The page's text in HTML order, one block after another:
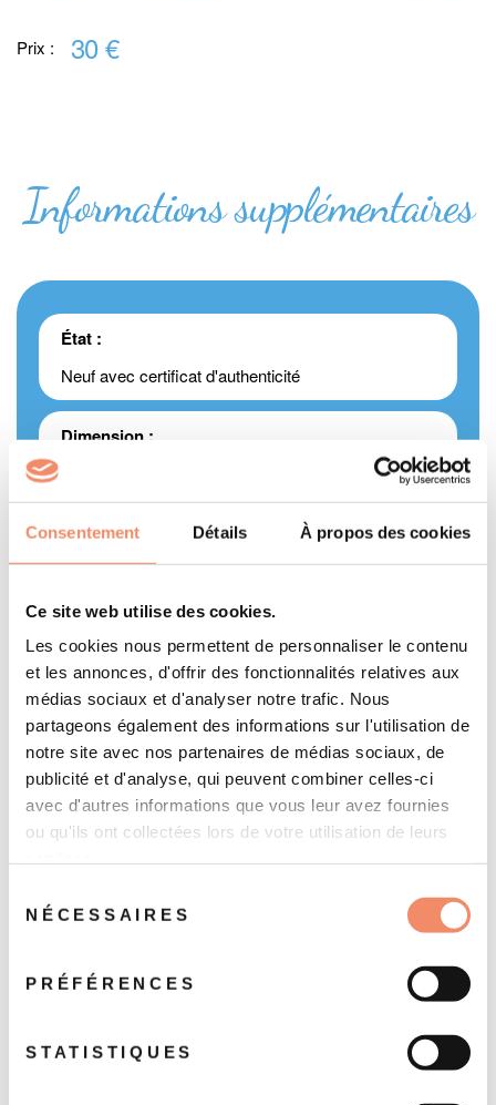
Consentement Détails À propos des cookies
Ce site web utilise des cookies.
Les cookies nous permettent de personnaliser le contenu
et les annonces, d'offrir des fonctionnalités relatives aux
médias sociaux et d'analyser notre trafic. Nous
partageons également des informations sur l'utilisation de
notre site avec nos partenaires de médias sociaux, de
publicité et d'analyse, qui peuvent combiner celles-ci
avec d'autres informations que vous leur avez fournies
ou qu'ils ont collectées lors de votre utilisation de leurs
NÉCESSAIRES
PRÉFÉRENCES
STATISTIQUES
Prix : 30 €
Informations supplémentaires
État :
Neuf avec certificat d'authenticité
Dimension :
Marque :
Leblon Delienne
2005
Pays d'origine :
France
Ces produits
POURRAIENT VOUS